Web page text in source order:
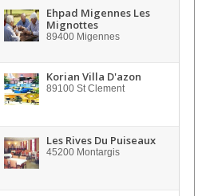
Ehpad Migennes Les
Mignottes
89400 Migennes
Korian Villa D'azon
89100 St Clement
Les Rives Du Puiseaux
45200 Montargis